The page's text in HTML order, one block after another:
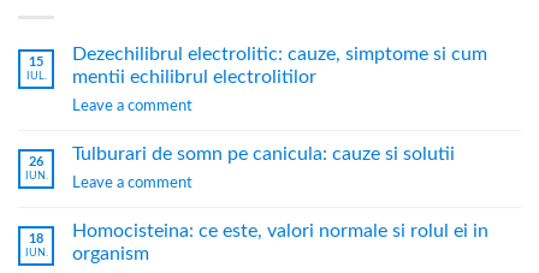
15
IUL.
Dezechilibrul electrolitic: cauze, simptome si cum
mentii echilibrul electrolitilor
Leave a comment
26
IUN.
Tulburari de somn pe canicula: cauze si solutii
Leave a comment
18
IUN.
Homocisteina: ce este, valori normale si rolul ei in
organism